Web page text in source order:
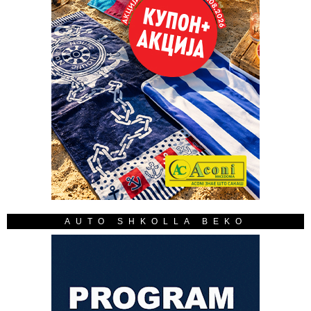
AUTO SHKOLLA BEKO